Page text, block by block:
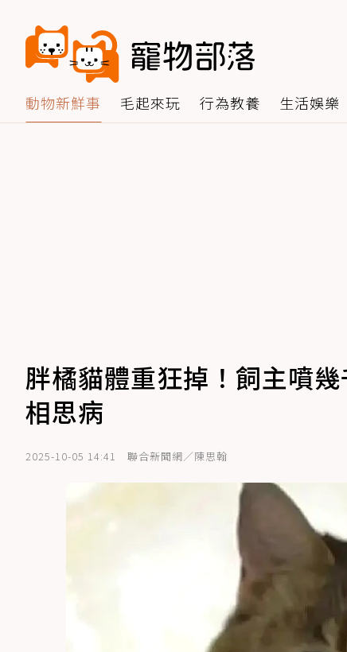
動物新鮮事 毛起來玩 行為教養 生活娛樂
胖橘貓體重狂掉！飼主噴
相思病
2025-10-05 14:41 聯合新聞網／陳思翰